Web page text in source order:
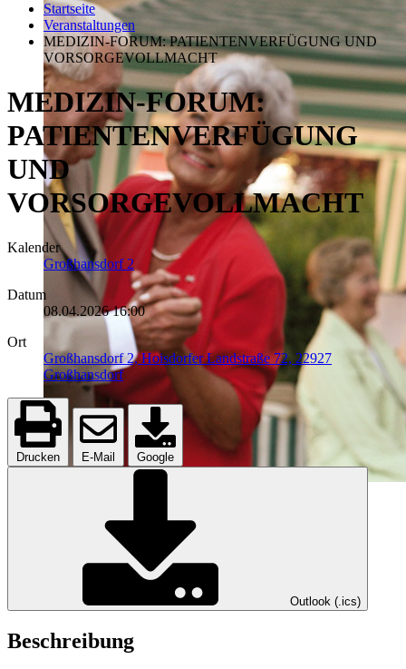
Startseite
Veranstaltungen
MEDIZIN-FORUM: PATIENTENVERFÜGUNG UND
VORSORGEVOLLMACHT
MEDIZIN-FORUM:
PATIENTENVERFÜGUNG
UND
VORSORGEVOLLMACHT
Kalender
Großhansdorf 2
Datum
08.04.2026 16:00
Ort
Großhansdorf 2, Hoisdorfer Landstraße 72, 22927
Großhansdorf
Drucken E-Mail Google
Outlook (.ics)
Beschreibung